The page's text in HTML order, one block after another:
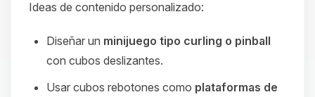
Ideas de contenido personalizado:
Diseñar un minijuego tipo curling o pinball
con cubos deslizantes.
Usar cubos rebotones como plataformas de